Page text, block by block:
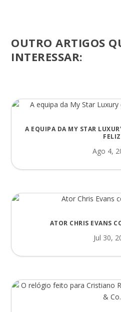
OUTRO ARTIGOS
INTERESSAR:
A EQUIPA DA MY STAR
FELIZ
Ago 4,
ATOR CHRIS EVANS
Jul 30,